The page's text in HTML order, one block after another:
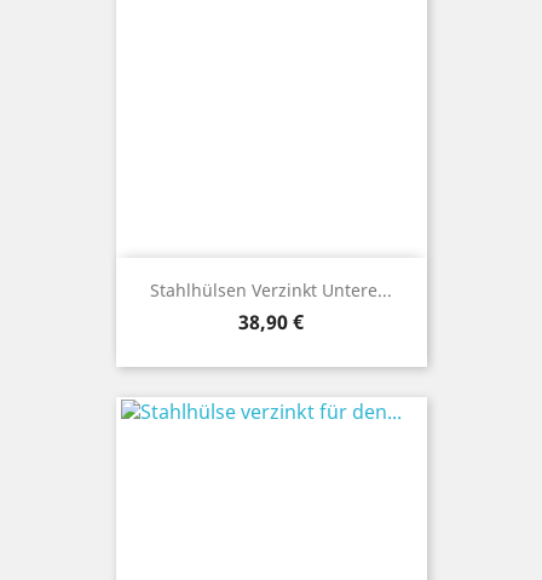
Stahlhülsen Verzinkt Untere...
Preis
38,90 €